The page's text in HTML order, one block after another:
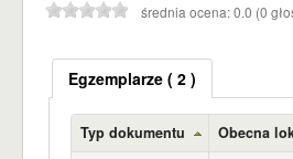
średnia ocena: 0.0 (0
Egzemplarze( 2 )
Typ dokumentu Obecna